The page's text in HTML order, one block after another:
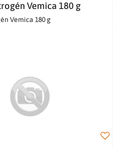
Vemica 180 g
Vemica 180 g